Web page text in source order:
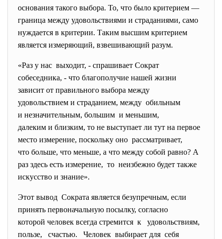
основания такого выбора. То, что было критерием —
граница между удовольствиями и страданиями, само
нуждается в критерии. Таким высшим критерием
является измеряющий, взвешивающий разум.
«Раз у нас выходит, - спрашивает Сократ
собеседника, - что благополучие нашей жизни
зависит от правильного выбора между
удовольствием и страданием, между обильным
и незначительным, большим и меньшим,
далеким и близким, то не выступает ли тут на первое
место измерение, поскольку оно рассматривает,
что больше, что меньше, а что между собой равно? А
раз здесь есть измерение, то неизбежно будет также
искусство и знание».
Этот вывод Сократа является безупречным, если
принять первоначальную посылку, согласно
которой человек всегда стремится к удовольствиям,
пользе, счастью. Человек выбирает для себя